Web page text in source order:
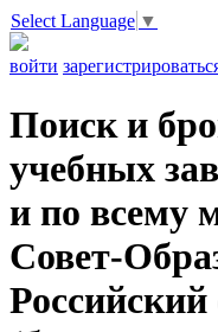
Select Language ▼
войти
Поиск и
учебных
и по всему
Совет-
Российский